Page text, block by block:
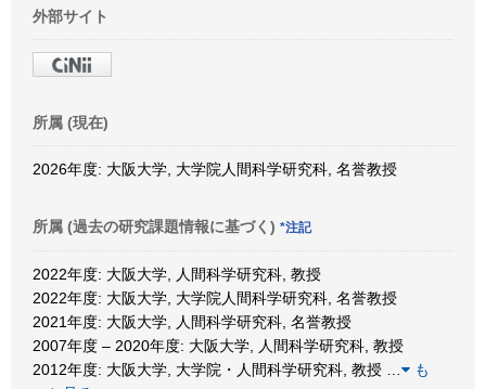
外部サイト
所属 (現在)
2026年度: 大阪大学, 大学院人間科学研究科, 名誉教授
所属 (過去の研究課題情報に基づく) *注記
2022年度: 大阪大学, 人間科学研究科, 教授
2022年度: 大阪大学, 大学院人間科学研究科, 名誉教授
2021年度: 大阪大学, 人間科学研究科, 名誉教授
2007年度 – 2020年度: 大阪大学, 人間科学研究科, 教授
2012年度: 大阪大学, 大学院・人間科学研究科, 教授
も